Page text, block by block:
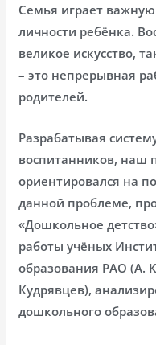
Семья играет
личности ребёнка.
великое искусство,
– это непрерывная
родителей.
Разрабатывая
воспитанников, наш
ориентировался на
данной проблеме,
«Дошкольное
работы учёных
образования РАО (А.
Кудрявцев),
дошкольного